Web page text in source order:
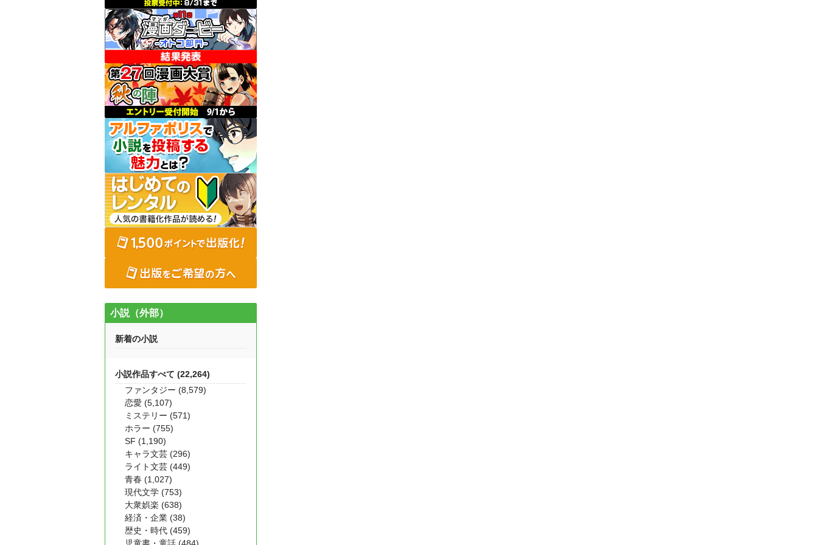
小説（外部）
新着の小説
小説作品すべて (22,264)
ファンタジー (8,579)
恋愛 (5,107)
ミステリー (571)
ホラー (755)
SF (1,190)
キャラ文芸 (296)
ライト文芸 (449)
青春 (1,027)
現代文学 (753)
大衆娯楽 (638)
経済・企業 (38)
歴史・時代 (459)